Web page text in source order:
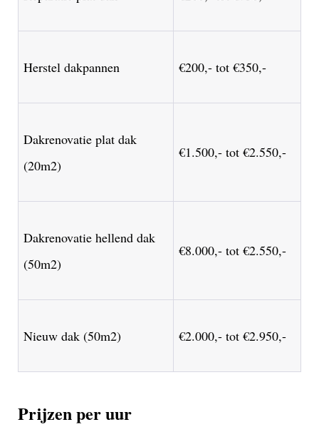
Herstel dakpannen €200,- tot €350,-
Dakrenovatie plat dak
(20m2)
€1.500,- tot €2.550,-
Dakrenovatie hellend dak
(50m2)
€8.000,- tot €2.550,-
Nieuw dak (50m2) €2.000,- tot €2.950,-
Prijzen per uur